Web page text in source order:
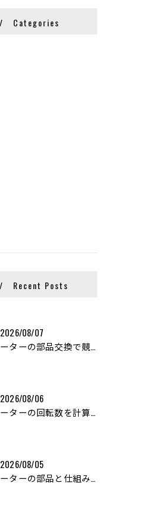
Categories
Recent Posts
2026/08/07
モーターの部品交換で競艇予想力を高める基礎知識と実費負担のポイント
2026/08/06
モーターの回転数を計算から実践まで徹底解説
2026/08/05
モーターの部品と仕組みを図解で学ぶ基礎知識まとめ